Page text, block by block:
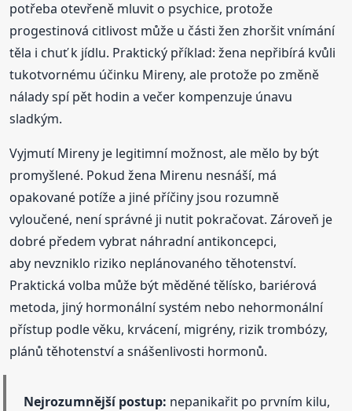
potřeba otevřeně mluvit o psychice, protože
progestinová citlivost může u části žen zhoršit vnímání
těla i chuť k jídlu. Praktický příklad: žena nepřibírá kvůli
tukotvornému účinku Mireny, ale protože po změně
nálady spí pět hodin a večer kompenzuje únavu
sladkým.
Vyjmutí Mireny je legitimní možnost, ale mělo by být
promyšlené. Pokud žena Mirenu nesnáší, má
opakované potíže a jiné příčiny jsou rozumně
vyloučené, není správné ji nutit pokračovat. Zároveň je
dobré předem vybrat náhradní antikoncepci,
aby nevzniklo riziko neplánovaného těhotenství.
Praktická volba může být měděné tělísko, bariérová
metoda, jiný hormonální systém nebo nehormonální
přístup podle věku, krvácení, migrény, rizik trombózy,
plánů těhotenství a snášenlivosti hormonů.
Nejrozumnější postup: nepanikařit po prvním kilu,